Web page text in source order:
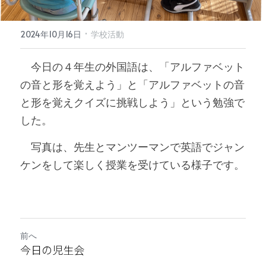
2024年10月16日 · 学校活動
今日の４年生の外国語は、「アルファベット
の音と形を覚えよう」と「アルファベットの音
と形を覚えクイズに挑戦しよう」という勉強で
した。
写真は、先生とマンツーマンで英語でジャン
ケンをして楽しく授業を受けている様子です。
前へ
今日の児生会